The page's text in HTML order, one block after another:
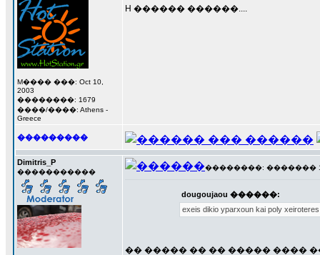
M���� ���: Oct 10,
2003
��������: 1679
����/����: Athens -
Greece
H ������ ������....
���������
Dimitris_P
�����������
��������: ������� 17
dougoujaou ������:
exeis dikio yparxoun kai poly
�� ����� �� �� ����� ����